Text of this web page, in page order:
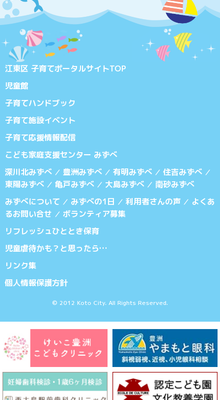
江東区 子育てポータルサイトTOP
児童館
子育てハンドブック
子育て施設イベント
子育て応援情報配信
こども家庭支援センター みずべ
深川北みずべ ／ 豊洲みずべ ／ 有明みずべ ／ 住吉みずべ ／
東陽みずべ ／ 亀戸みずべ ／ 大島みずべ ／ 南砂みずべ
みずべについて ／ みずべの1日 ／ 利用者さんの声 ／ よくあ
るお問い合せ ／ ボランティア募集
リフレッシュひととき保育
児童虐待かも？と思ったら…
リンク集
個人情報保護方針
© 2012 Koto City. All Rights Reserved.